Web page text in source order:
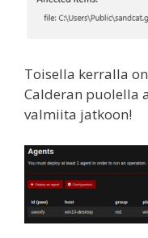
Toisella kerralla
Calderan puolella
valmiita jatkoon!